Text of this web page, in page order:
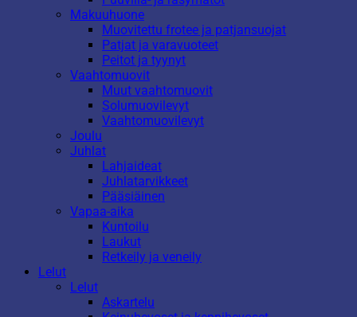
Makuuhuone
Muovitettu frotee ja patjansuojat
Patjat ja varavuoteet
Peitot ja tyynyt
Vaahtomuovit
Muut vaahtomuovit
Solumuovilevyt
Vaahtomuovilevyt
Joulu
Juhlat
Lahjaideat
Juhlatarvikkeet
Pääsiäinen
Vapaa-aika
Kuntoilu
Laukut
Retkeily ja veneily
Lelut
Lelut
Askartelu